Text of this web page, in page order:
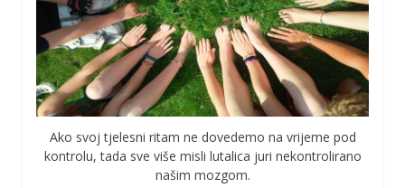
Ako svoj tjelesni ritam ne dovedemo na vrijeme pod
kontrolu, tada sve više misli lutalica juri nekontrolirano
našim mozgom.